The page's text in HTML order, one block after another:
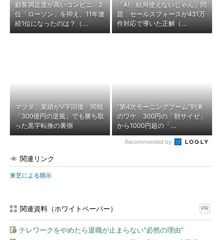
顧客満足度が高いコンビニ 2
位「ローソン」を抑え、11年連
続1位になったのは？（...
「AI、結局使えないじゃん」問
題 セールスフォースが431万
件対応で導いた正解（...
マツダ、業績がV字回復 関税
「300億円の逆風」でも勝ち取
った黒字転換の裏側
“第4次モーニングブーム”到来
のワケ 300円の「朝サイゼ」
から1000円超の「...
Recommended by
関連リンク
東芝による開示
関連資料（ホワイトペーパー） PR
テレワークをやめたら退職が止まらない“必然の理由”